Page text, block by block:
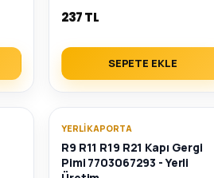
237 TL
SEPETE EKLE
YERLI KAPORTA
R9 R11 R19 R21 Kapı Gergi
Pimi 7703067293 - Yerli